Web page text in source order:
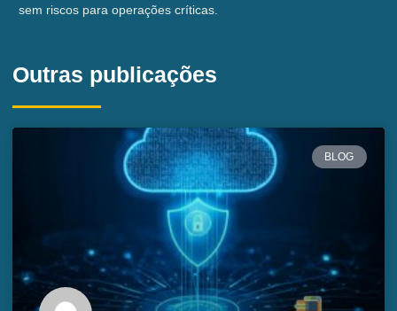
sem riscos para operações críticas.
Outras publicações
BLOG